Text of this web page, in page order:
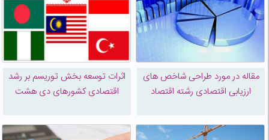
مقاله در مورد طراحی شاخص های
ارزیابی اقتصادی رشته اقتصاد
اثرات توسعه بخش توریسم بر رشد
اقتصادی کشورهای دی هشت